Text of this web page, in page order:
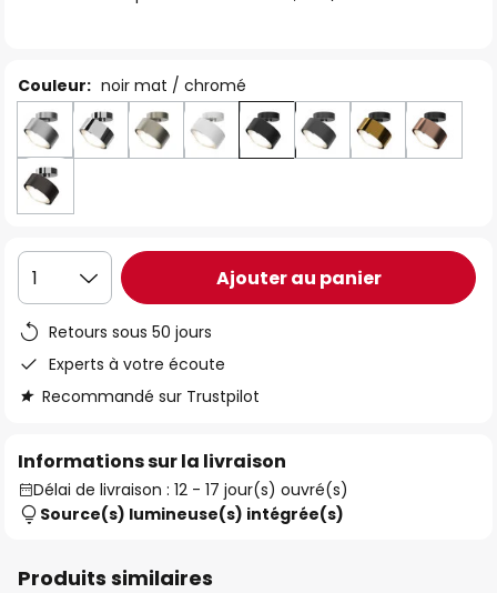
Couleur: noir mat / chromé
1 Ajouter au panier
Retours sous 50 jours
Experts à votre écoute
Recommandé sur Trustpilot
Informations sur la livraison
Délai de livraison : 12 - 17 jour(s) ouvré(s)
Source(s) lumineuse(s) intégrée(s)
Produits similaires